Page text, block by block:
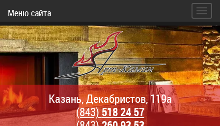
Меню сайта
Казань, Декабристов, 119а
(843)518 24 57